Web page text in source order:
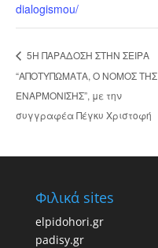
dialogismou/
5Η ΠΑΡΑΔΟΣΗ ΣΤΗΝ ΣΕΙΡΑ
“ΑΠΟΤΥΠΩΜΑΤΑ, Ο ΝΟΜΟΣ ΤΗΣ
ΕΝΑΡΜΟΝΙΣΗΣ”, με την
συγγραφέα Πέγκυ Χριστοφή
Φιλικά sites
elpidohori.gr
padisy.gr